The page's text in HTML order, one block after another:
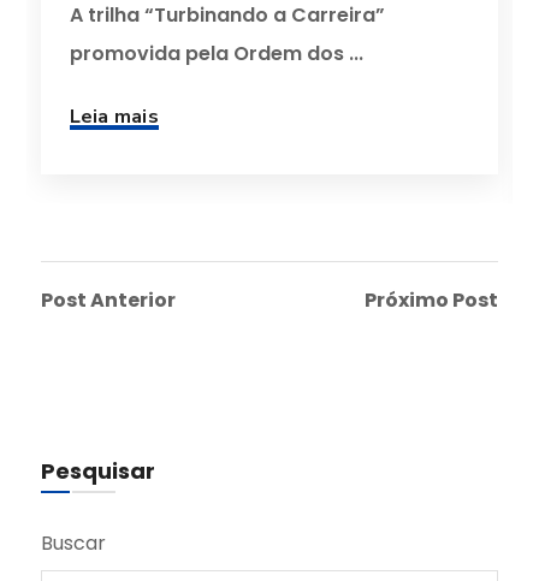
A trilha “Turbinando a Carreira”
promovida pela Ordem dos ...
Leia mais
Post Anterior Próximo Post
Pesquisar
Buscar